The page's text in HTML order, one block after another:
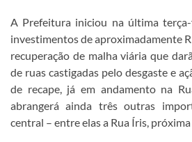
A Prefeitura iniciou na última
investimentos de aproximadamente
recuperação de malha viária que
de ruas castigadas pelo desgaste e
de recape, já em andamento na
abrangerá ainda três outras
central – entre elas a Rua Íris,